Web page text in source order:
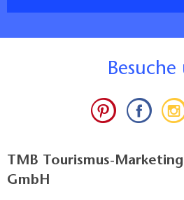
Besuche
TMB Tourismus-
GmbH